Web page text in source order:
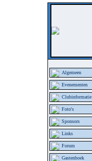
Algemeen
Evenementen
Clubinformatie
Foto's
Sponsors
Links
Forum
Gastenboek